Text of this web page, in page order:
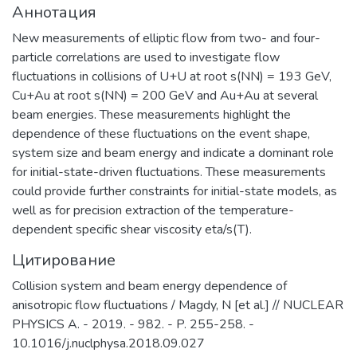
удовлетворение потребностей
обучающихся в интеллектуальном,
культурном, нравственном развитии и
приобретении ими профессиональных
знаний; формирование у студентов
мотивации и умения учиться;
профессиональная ориентация
школьников и студентов в избранной
области знаний, формирование
способностей и навыков
профессионального самоопределения
и профессионального саморазвития.
Основными целями и задачами
Института являются:
обеспечение высококачественной
(фундаментальной) базовой
подготовки студентов бакалавриата и
Аннотация
New measurements of elliptic flow from two- and four-
particle correlations are used to investigate flow
fluctuations in collisions of U+U at root s(NN) = 193 GeV,
Cu+Au at root s(NN) = 200 GeV and Au+Au at several
beam energies. These measurements highlight the
dependence of these fluctuations on the event shape,
system size and beam energy and indicate a dominant role
for initial-state-driven fluctuations. These measurements
could provide further constraints for initial-state models, as
well as for precision extraction of the temperature-
dependent specific shear viscosity eta/s(T).
Цитирование
Collision system and beam energy dependence of
anisotropic flow fluctuations / Magdy, N [et al.] // NUCLEAR
PHYSICS A. - 2019. - 982. - P. 255-258. -
10.1016/j.nuclphysa.2018.09.027